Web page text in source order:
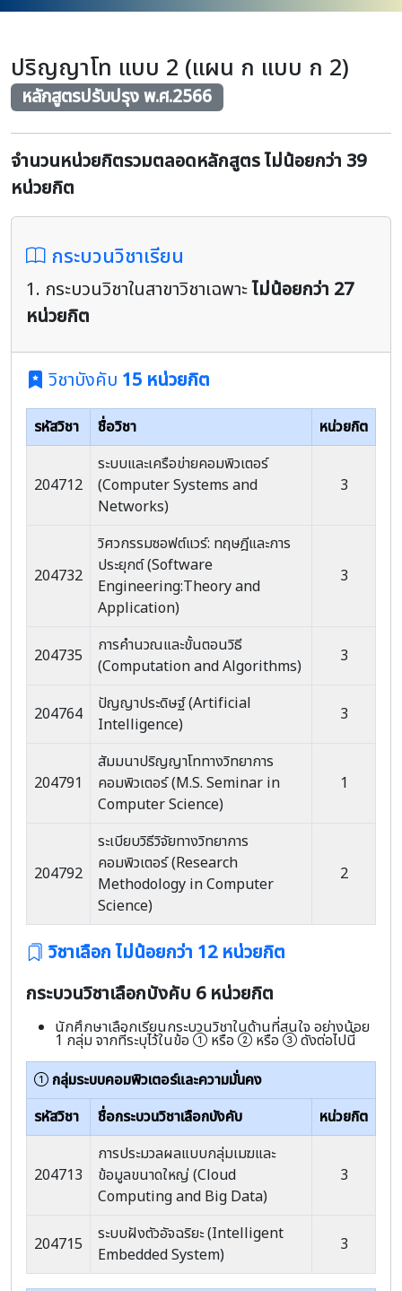
ปริญญาโท แบบ 2 (แผน ก แบบ ก 2)
หลักสูตรปรับปรุง พ.ศ.2566
จำนวนหน่วยกิตรวมตลอดหลักสูตร ไม่น้อยกว่า 39
หน่วยกิต
กระบวนวิชาเรียน
1. กระบวนวิชาในสาขาวิชาเฉพาะไม่น้อยกว่า 27
หน่วยกิต
วิชาบังคับ 15 หน่วยกิต
รหัสวิชา ชื่อวิชา หน่วยกิต
204712
ระบบและเครือข่ายคอมพิวเตอร์
(Computer Systems and
Networks)
3
204732
วิศวกรรมซอฟต์แวร์: ทฤษฎีและการ
ประยุกต์ (Software
Engineering:Theory and
Application)
3
204735
การคำนวณและขั้นตอนวิธี
(Computation and Algorithms)
3
204764
ปัญญาประดิษฐ์ (Artificial
Intelligence)
3
204791
สัมมนาปริญญาโททางวิทยาการ
คอมพิวเตอร์ (M.S. Seminar in
Computer Science)
1
204792
ระเบียบวิธีวิจัยทางวิทยาการ
คอมพิวเตอร์ (Research
Methodology in Computer
Science)
2
วิชาเลือก ไม่น้อยกว่า 12 หน่วยกิต
กระบวนวิชาเลือกบังคับ 6 หน่วยกิต
นักศึกษาเลือกเรียนกระบวนวิชาในด้านที่สนใจ อย่างน้อย
1 กลุ่ม จากที่ระบุไว้ในข้อ หรือ หรือ
ดังต่อไปนี้
กลุ่มระบบคอมพิวเตอร์และความมั่นคง
รหัสวิชา
ชื่อกระบวนวิชาเลือกบังคับ หน่วยกิต
204713
การประมวลผลแบบกลุ่มเมฆและ
ข้อมูลขนาดใหญ่ (Cloud
Computing and Big Data)
3
204715
ระบบฝังตัวอัจฉริยะ (Intelligent
Embedded System)
3